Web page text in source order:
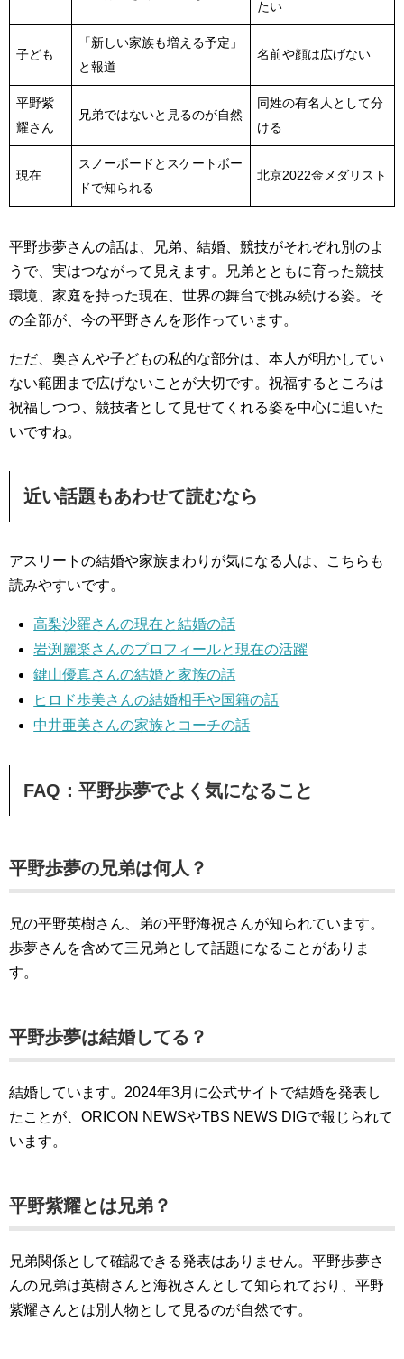
たい
子ども
「新しい家族も増える予定」
と報道
名前や顔は広げない
平野紫
耀さん
兄弟ではないと見るのが自然
同姓の有名人として分
ける
現在
スノーボードとスケートボー
ドで知られる
北京2022金メダリスト
平野歩夢さんの話は、兄弟、結婚、競技がそれぞれ別のよ
うで、実はつながって見えます。兄弟とともに育った競技
環境、家庭を持った現在、世界の舞台で挑み続ける姿。そ
の全部が、今の平野さんを形作っています。
ただ、奥さんや子どもの私的な部分は、本人が明かしてい
ない範囲まで広げないことが大切です。祝福するところは
祝福しつつ、競技者として見せてくれる姿を中心に追いた
いですね。
近い話題もあわせて読むなら
アスリートの結婚や家族まわりが気になる人は、こちらも
読みやすいです。
高梨沙羅さんの現在と結婚の話
岩渕麗楽さんのプロフィールと現在の活躍
鍵山優真さんの結婚と家族の話
ヒロド歩美さんの結婚相手や国籍の話
中井亜美さんの家族とコーチの話
FAQ：平野歩夢でよく気になること
平野歩夢の兄弟は何人？
兄の平野英樹さん、弟の平野海祝さんが知られています。
歩夢さんを含めて三兄弟として話題になることがありま
す。
平野歩夢は結婚してる？
結婚しています。2024年3月に公式サイトで結婚を発表し
たことが、ORICON NEWSやTBS NEWS DIGで報じられて
います。
平野紫耀とは兄弟？
兄弟関係として確認できる発表はありません。平野歩夢さ
んの兄弟は英樹さんと海祝さんとして知られており、平野
紫耀さんとは別人物として見るのが自然です。